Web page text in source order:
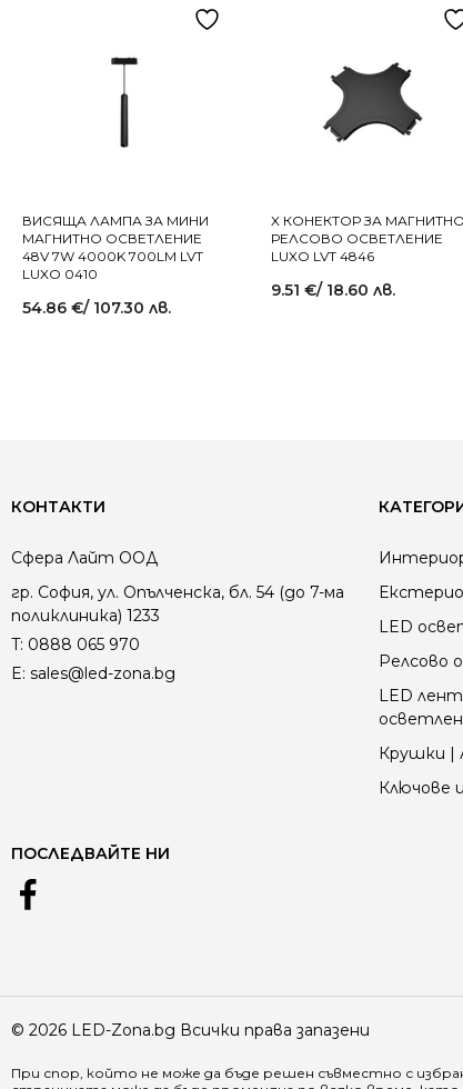
ВИСЯЩА ЛАМПА ЗА МИНИ
МАГНИТНО ОСВЕТЛЕНИЕ
48V 7W 4000K 700LM LVT
LUXO 0410
54.86 €/ 107.30 лв.
X КОНЕКТОР ЗА МАГНИТНО
РЕЛСОВО ОСВЕТЛЕНИЕ
LUXO LVT 4846
9.51 €/ 18.60 лв.
КОНТАКТИ
Сфера Лайт ООД
гр. София, ул. Опълченска, бл. 54 (до 7-ма
поликлиника) 1233
T: 0888 065 970
E: sales@led-zona.bg
LED
Релсово
LED
Крушки |
Ключове
ПОСЛЕДВАЙТЕ НИ
© 2026 LED-Zona.bg Всички права запазени
При спор, който не може да бъде решен съвместно с